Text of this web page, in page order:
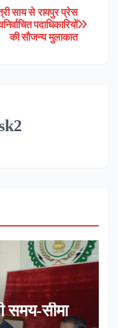
साय से रायपुर प्रेस
पदाधिकारियों
की सौजन्य मुलाकात
समय-सीमा